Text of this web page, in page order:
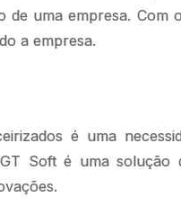
de uma empresa. Com
a empresa.
é uma
Soft é uma solução